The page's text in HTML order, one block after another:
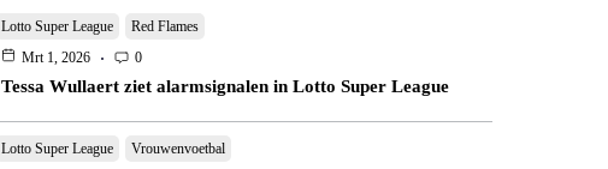
Lotto Super League
Red Flames
Mrt 1, 2026
0
Tessa Wullaert ziet alarmsignalen in Lotto Super League
Lotto Super League
Vrouwenvoetbal